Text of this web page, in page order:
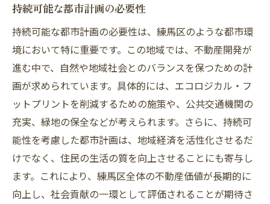
持続可能な都市計画の必要性
持続可能な都市計画の必要性は、練馬区のような都市環
境において特に重要です。この地域では、不動産開発が
進む中で、自然や地域社会とのバランスを保つための計
画が求められています。具体的には、エコロジカル・フ
ットプリントを削減するための施策や、公共交通機関の
充実、緑地の保全などが考えられます。さらに、持続可
能性を考慮した都市計画は、地域経済を活性化させるだ
けでなく、住民の生活の質を向上させることにも寄与し
ます。これにより、練馬区全体の不動産価値が長期的に
向上し、社会貢献の一環として評価されることが期待さ